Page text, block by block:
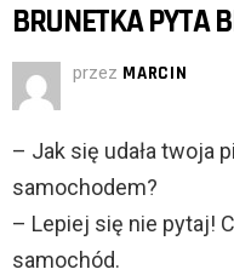
BRUNETKA PYTA
przez MARCIN
– Jak się udała twoja
samochodem?
– Lepiej się nie pytaj!
samochód.